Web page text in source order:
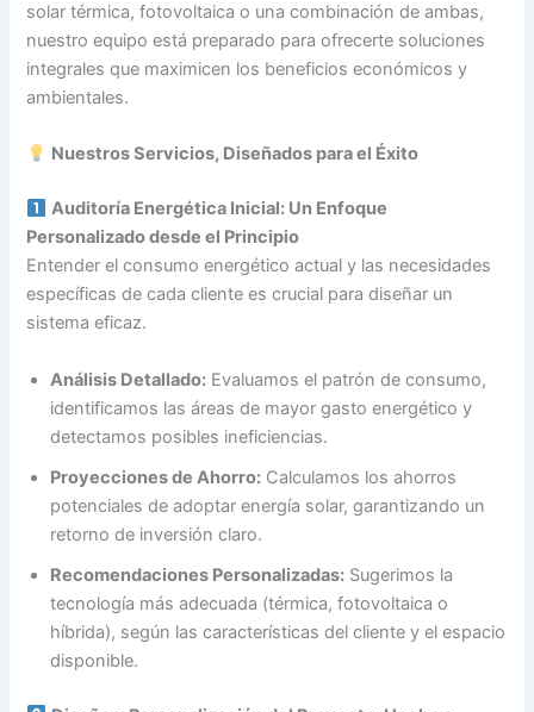
solar térmica, fotovoltaica o una combinación de ambas,
nuestro equipo está preparado para ofrecerte soluciones
integrales que maximicen los beneficios económicos y
ambientales.
Nuestros Servicios, Diseñados para el Éxito
Auditoría Energética Inicial: Un Enfoque
Personalizado desde el Principio
Entender el consumo energético actual y las necesidades
específicas de cada cliente es crucial para diseñar un
sistema eficaz.
Análisis Detallado: Evaluamos el patrón de consumo,
identificamos las áreas de mayor gasto energético y
detectamos posibles ineficiencias.
Proyecciones de Ahorro: Calculamos los ahorros
potenciales de adoptar energía solar, garantizando un
retorno de inversión claro.
Recomendaciones Personalizadas: Sugerimos la
tecnología más adecuada (térmica, fotovoltaica o
híbrida), según las características del cliente y el espacio
disponible.